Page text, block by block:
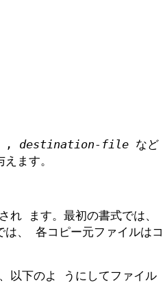
, destination-file など
ます。
れ ます。最初の書式では、
、 各コピー元ファイルはコ
以下のよ うにしてファイル